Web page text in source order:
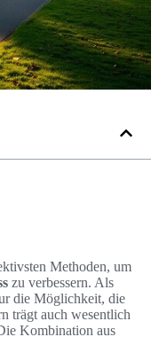
Methoden, um
zu verbessern. Als
die Möglichkeit, die
trägt auch wesentlich
Kombination aus